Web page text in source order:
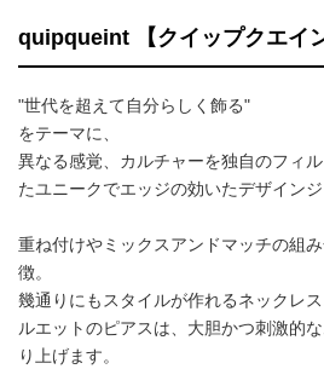
quipqueint 【クイップクエイ
"世代を超えて自分らしく飾る"
をテーマに、
異なる感覚、カルチャーを独自のフィ
たユニークでエッジの効いたデザインジ
重ね付けやミックスアンドマッチの組
徴。
幾通りにもスタイルが作れるネックレ
ルエットのピアスは、大胆かつ刺激的
り上げます。